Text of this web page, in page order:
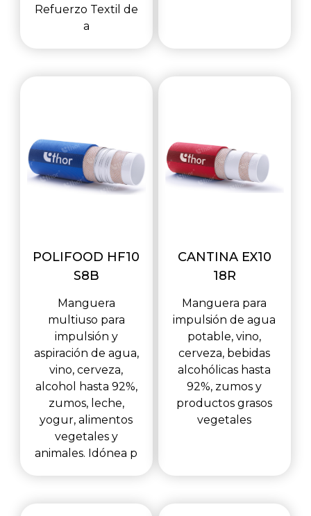
Refuerzo Textil de
a
POLIFOOD HF10
S8B
Manguera
multiuso para
impulsión y
aspiración de agua,
vino, cerveza,
alcohol hasta 92%,
zumos, leche,
yogur, alimentos
vegetales y
animales. Idónea p
CANTINA EX10
18R
Manguera para
impulsión de agua
potable, vino,
cerveza, bebidas
alcohólicas hasta
92%, zumos y
productos grasos
vegetales